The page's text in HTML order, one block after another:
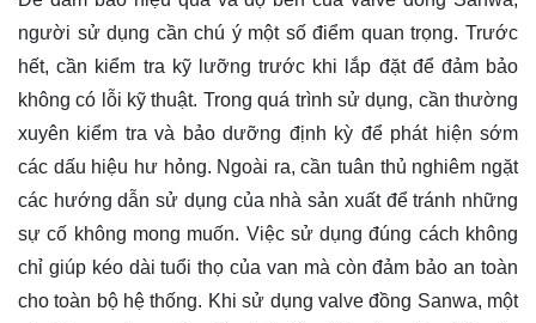
người sử dụng cần chú ý một số điểm quan trọng. Trước
hết, cần kiểm tra kỹ lưỡng trước khi lắp đặt để đảm bảo
không có lỗi kỹ thuật. Trong quá trình sử dụng, cần thường
xuyên kiểm tra và bảo dưỡng định kỳ để phát hiện sớm
các dấu hiệu hư hỏng. Ngoài ra, cần tuân thủ nghiêm ngặt
các hướng dẫn sử dụng của nhà sản xuất để tránh những
sự cố không mong muốn. Việc sử dụng đúng cách không
chỉ giúp kéo dài tuổi thọ của van mà còn đảm bảo an toàn
cho toàn bộ hệ thống. Khi sử dụng valve đồng Sanwa, một